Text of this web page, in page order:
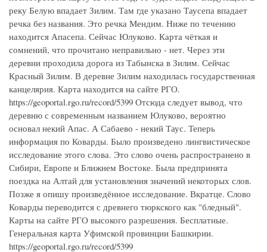
реку Белую впадает Зилим. Там где указано Таусепа впадает
речка без названия. Это речка Мендим. Ниже по течению
находится Апасепа. Сейчас Юлуково. Карта чёткая и
сомнений, что прочитано неправильно - нет. Через эти
деревни проходила дорога из Табынска в Зилим. Сейчас
Красный Зилим. В деревне Зилим находилась государственная
канцелярия. Карта находится на сайте РГО.
https://geoportal.rgo.ru/record/5399 Отсюда следует вывод, что
деревню с современным названием Юлуково, вероятно
основал некий Апас. А Сабаево - некий Таус. Теперь
информация по Коварды. Было произведено лингвистическое
исследование этого слова. Это слово очень распространено в
Сибири, Европе и Ближнем Востоке. Была предпринята
поездка на Алтай для установления значений некоторых слов.
Позже я опишу произведённое исследование. Вкратце. Слово
Коварды переводится с древнего тюркского как "бледный".
Карты на сайте РГО высокого разрешения. Бесплатные.
Генеральная карта Уфимской провинции Башкирии.
https://geoportal.rgo.ru/record/5399